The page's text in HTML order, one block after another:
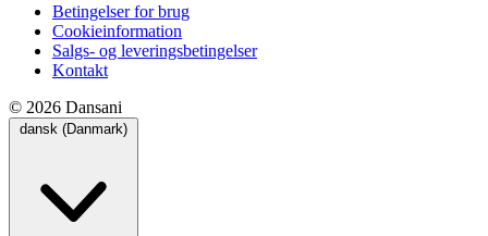
Betingelser for brug
Cookieinformation
Salgs- og leveringsbetingelser
Kontakt
© 2026 Dansani
dansk (Danmark)